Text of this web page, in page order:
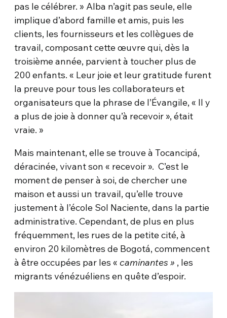
pas le célébrer. » Alba n’agit pas seule, elle
implique d’abord famille et amis, puis les
clients, les fournisseurs et les collègues de
travail, composant cette œuvre qui, dès la
troisième année, parvient à toucher plus de
200 enfants. « Leur joie et leur gratitude furent
la preuve pour tous les collaborateurs et
organisateurs que la phrase de l’Évangile, « Il y
a plus de joie à donner qu’à recevoir », était
vraie. »
Mais maintenant, elle se trouve à Tocancipá,
déracinée, vivant son « recevoir ». C’est le
moment de penser à soi, de chercher une
maison et aussi un travail, qu’elle trouve
justement à l’école Sol Naciente, dans la partie
administrative. Cependant, de plus en plus
fréquemment, les rues de la petite cité, à
environ 20 kilomètres de Bogotá, commencent
à être occupées par les «caminantes » , les
migrants vénézuéliens en quête d’espoir.